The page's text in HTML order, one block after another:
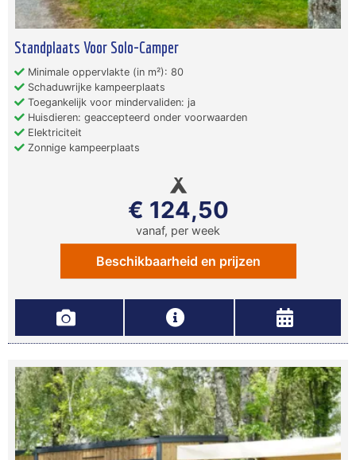
Standplaats Voor Solo-Camper
Minimale oppervlakte (in m²): 80
Schaduwrijke kampeerplaats
Toegankelijk voor mindervaliden: ja
Huisdieren: geaccepteerd onder voorwaarden
Elektriciteit
Zonnige kampeerplaats
€ 124,50
vanaf, per week
Beschikbaarheid en prijzen